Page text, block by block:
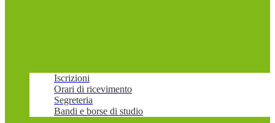
Iscrizioni
Orari di ricevimento
Segreteria
Bandi e borse di studio